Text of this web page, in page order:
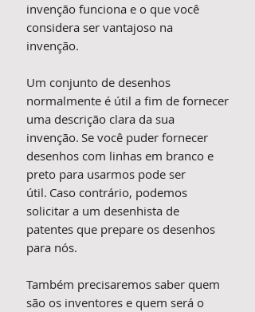
invenção funciona e o que você
considera ser vantajoso na
invenção.
Um conjunto de desenhos
normalmente é útil a fim de fornecer
uma descrição clara da sua
invenção. Se você puder fornecer
desenhos com linhas em branco e
preto para usarmos pode ser
útil. Caso contrário, podemos
solicitar a um desenhista de
patentes que prepare os desenhos
para nós.
Também precisaremos saber quem
são os inventores e quem será o